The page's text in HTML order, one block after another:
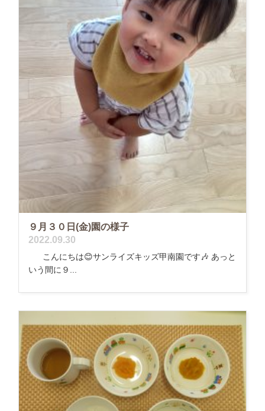
９月３０日(金)園の様子
2022.09.30
こんにちは😊サンライズキッズ甲南園です🎶 あっと
いう間に９...